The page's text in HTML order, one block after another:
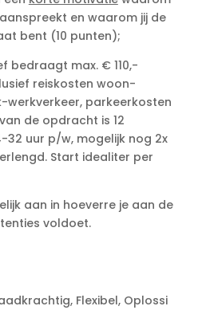
en waarom jij de
bent (10 punten);
bedraagt max. € 110,-
reiskosten woon-
werkverkeer, parkeerkosten
de opdracht is 12
32 uur p/w, mogelijk nog 2x
Start idealiter per
aan in hoeverre je aan de
voldoet.
Flexibel, Oplossi